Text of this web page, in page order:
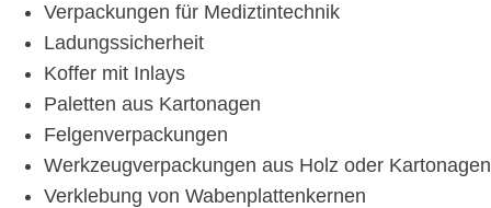
Verpackungen für Mediztintechnik
Ladungssicherheit
Koffer mit Inlays
Paletten aus Kartonagen
Felgenverpackungen
Werkzeugverpackungen aus Holz oder Kartonagen
Verklebung von Wabenplattenkernen